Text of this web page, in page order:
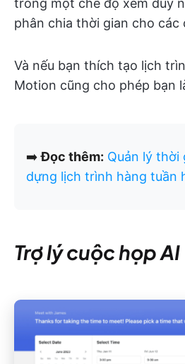
phân chia thời gian cho các
Và nếu bạn thích tạo lịch
Motion cũng cho phép bạn
➡️Đọc thêm: Quản lý thời
dựng lịch trình hàng tuần
Trợ lý cuộc họp AI